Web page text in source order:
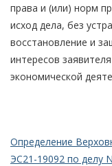
права и (или) норм
исход дела, без
восстановление и
интересов
экономической
Определение
ЭС21-19092 по делу